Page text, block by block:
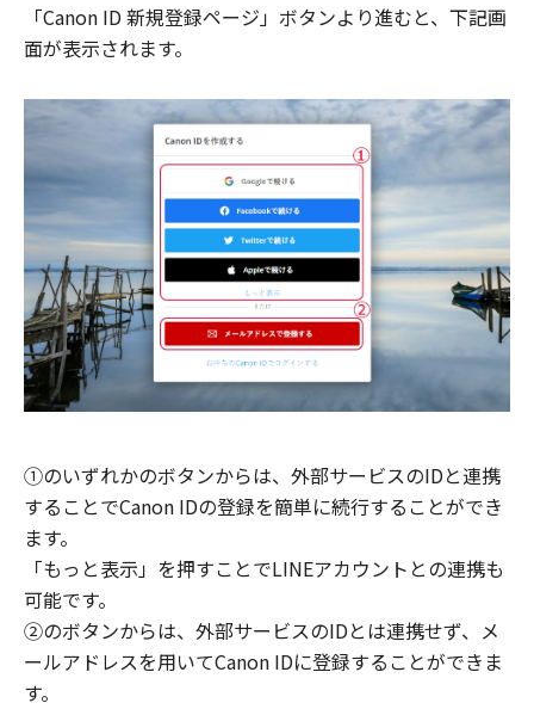
「Canon ID 新規登録ページ」ボタンより進むと、下記画
面が表示されます。
①のいずれかのボタンからは、外部サービスのIDと連携
することでCanon IDの登録を簡単に続行することができ
ます。
「もっと表示」を押すことでLINEアカウントとの連携も
可能です。
②のボタンからは、外部サービスのIDとは連携せず、メ
ールアドレスを用いてCanon IDに登録することができま
す。